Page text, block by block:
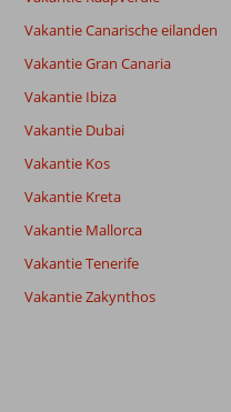
Vakantie Canarische eilanden
Vakantie Gran Canaria
Vakantie Ibiza
Vakantie Dubai
Vakantie Kos
Vakantie Kreta
Vakantie Mallorca
Vakantie Tenerife
Vakantie Zakynthos